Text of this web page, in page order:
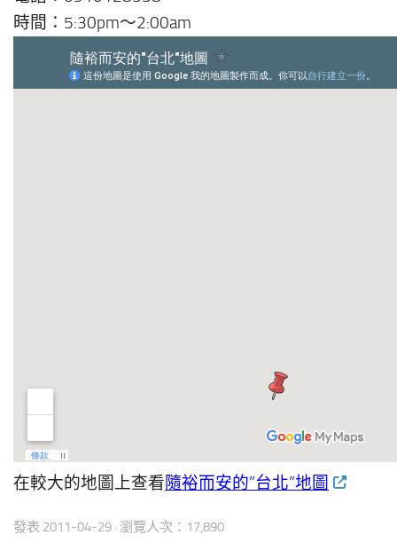
時間：5:30pm～2:00am
在較大的地圖上查看隨裕而安的”台北”地圖
發表 2011-04-29 · 瀏覽人次：17,890